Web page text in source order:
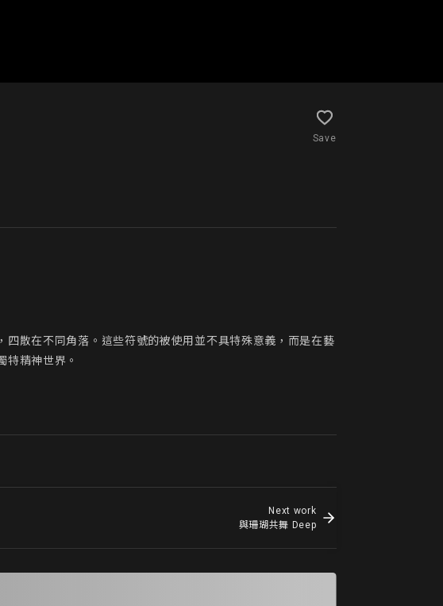
Save
散在不同角落。這些符號的被使用並不具特殊意義，而是在藝
特精神世界。
Next work
與珊瑚共舞 Deep